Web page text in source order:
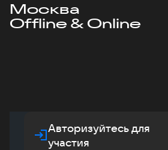
Москва
Offline & Online
Авторизуйтесь для
участия